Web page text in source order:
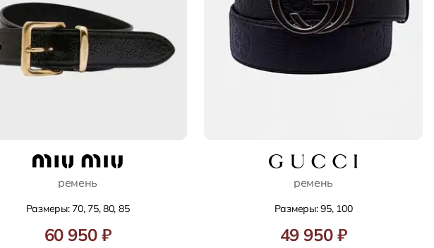
ремень
Размеры: 70, 75, 80, 85
60 950 ₽
ремень
Размеры: 95, 100
49 950 ₽